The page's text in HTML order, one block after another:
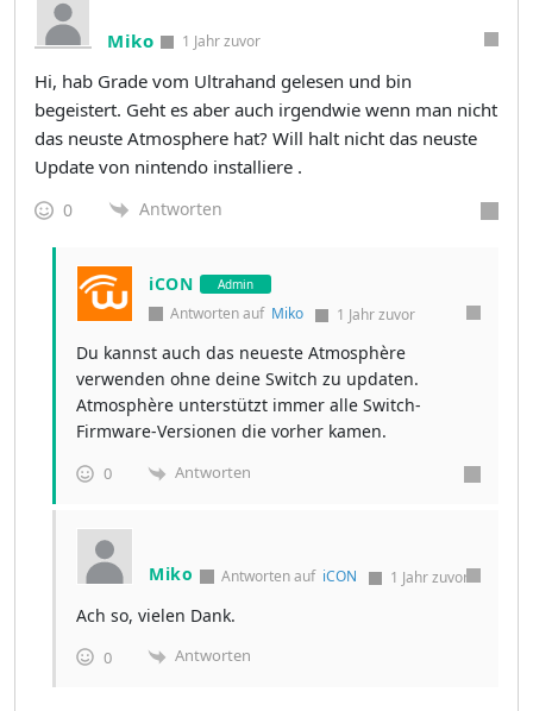
Miko 1 Jahr zuvor
Hi, hab Grade vom Ultrahand gelesen und bin
begeistert. Geht es aber auch irgendwie wenn man nicht
das neuste Atmosphere hat? Will halt nicht das neuste
Update von nintendo installiere .
0 Antworten
iCON Admin
Antworten auf Miko 1 Jahr zuvor
Du kannst auch das neueste Atmosphère
verwenden ohne deine Switch zu updaten.
Atmosphère unterstützt immer alle Switch-
Firmware-Versionen die vorher kamen.
0 Antworten
Miko Antworten auf iCON 1 Jahr zuvor
Ach so, vielen Dank.
0 Antworten